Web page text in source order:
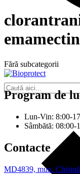
emamectin
Fără subcategorii
Program de
Lun-Vin: 8:00-
Sâmbătă: 08:00-
Contacte
MD4839, mun.